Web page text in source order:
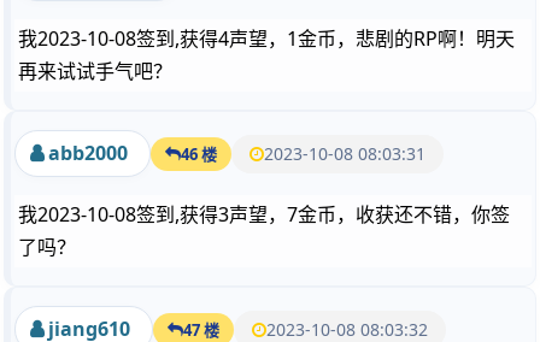
我2023-10-08签到,获得4声望，1金币，悲剧的RP啊！明天
再来试试手气吧？
abb2000 46 楼 2023-10-08 08:03:31
我2023-10-08签到,获得3声望，7金币，收获还不错，你签
了吗？
jiang610 47 楼 2023-10-08 08:03:32